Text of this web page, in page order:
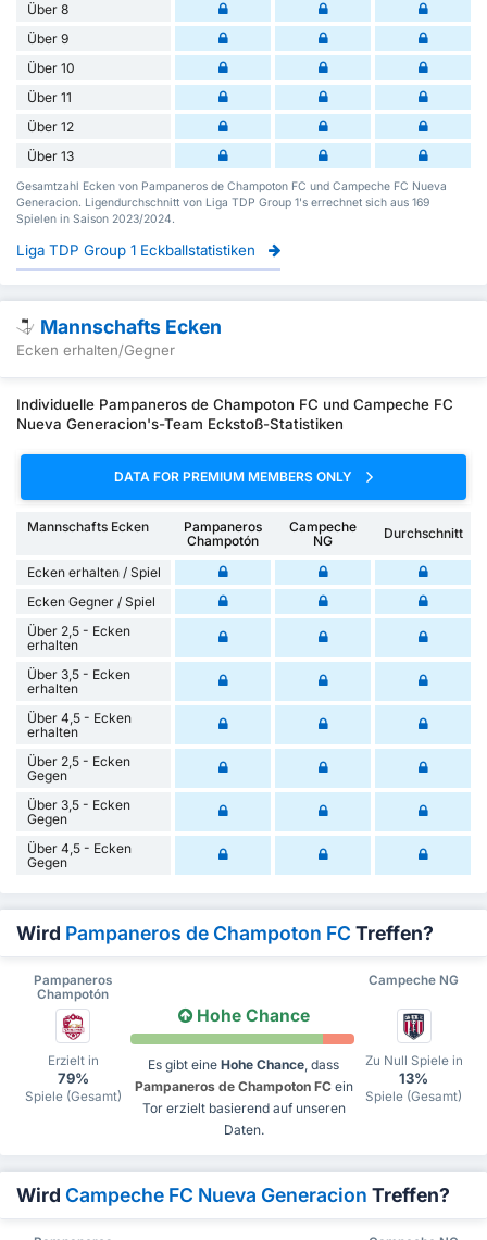
Über 8
Über 9
Über 10
Über 11
Über 12
Über 13
Gesamtzahl Ecken von Pampaneros de Champoton FC und Campeche FC Nueva
Generacion. Ligendurchschnitt von Liga TDP Group 1's errechnet sich aus 169
Spielen in Saison 2023/2024.
Liga TDP Group 1 Eckballstatistiken
Mannschafts Ecken
Ecken erhalten/Gegner
Individuelle Pampaneros de Champoton FC und Campeche FC
Nueva Generacion's-Team Eckstoß-Statistiken
DATA FOR PREMIUM MEMBERS ONLY
Mannschafts Ecken
Pampaneros
Champotón
Campeche
NG
Durchschnitt
Ecken erhalten / Spiel
Ecken Gegner / Spiel
Über 2,5 - Ecken
erhalten
Über 3,5 - Ecken
erhalten
Über 4,5 - Ecken
erhalten
Über 2,5 - Ecken
Gegen
Über 3,5 - Ecken
Gegen
Über 4,5 - Ecken
Gegen
Wird Pampaneros de Champoton FC Treffen?
Pampaneros
Champotón
Campeche NG
Erzielt in
79%
Spiele (Gesamt)
Hohe Chance
Es gibt eine Hohe Chance , dass
Pampaneros de Champoton FCein
Tor erzielt basierend auf unseren
Daten.
Zu Null Spiele in
13%
Spiele (Gesamt)
Wird Campeche FC Nueva Generacion Treffen?